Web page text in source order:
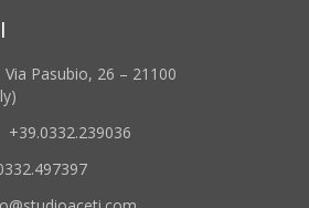
Via Pasubio, 26 – 21100
+39.0332.239036